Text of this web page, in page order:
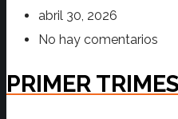
abril 30, 2026
No hay comentarios
PRIMER